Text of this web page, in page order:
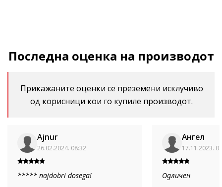
Последна оценка на производот
Прикажаните оценки се преземени исклучиво
од корисници кои го купиле производот.
Ajnur
26.02.2024. 08:32
***** najdobri dosega!
Ангел
17.11.2023.
Одличен